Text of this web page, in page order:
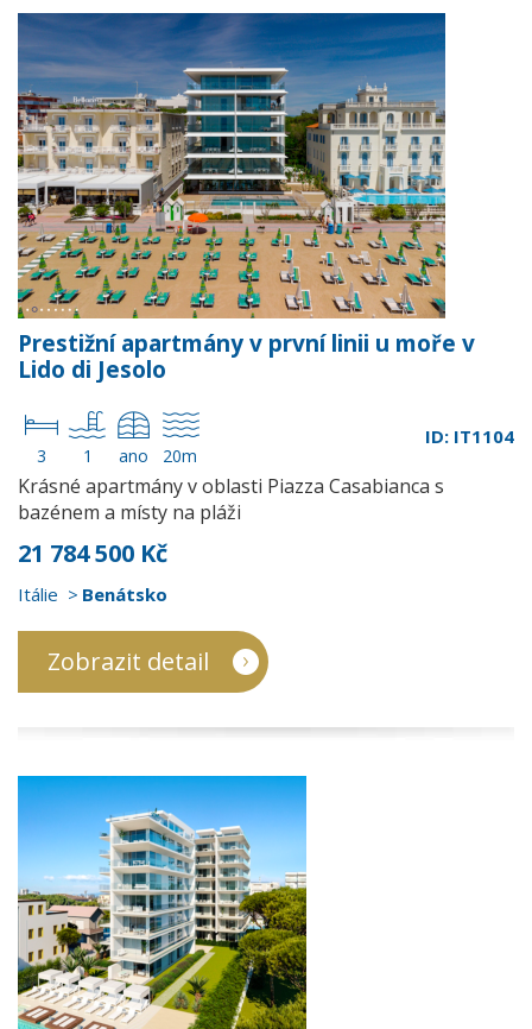
Prestižní apartmány v první linii u moře v
Lido di Jesolo
3 1 ano 20m
ID: IT1104
Krásné apartmány v oblasti Piazza Casabianca s
bazénem a místy na pláži
21 784 500 Kč
Itálie Benátsko
Zobrazit detail